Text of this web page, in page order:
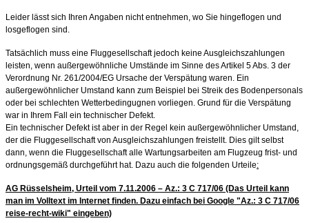
Leider lässt sich Ihren Angaben nicht entnehmen, wo Sie hingeflogen und
losgeflogen sind.
Tatsächlich muss eine Fluggesellschaft jedoch keine Ausgleichszahlungen
leisten, wenn außergewöhnliche Umstände im Sinne des Artikel 5 Abs. 3 der
Verordnung Nr. 261/2004/EG Ursache der Verspätung waren. Ein
außergewöhnlicher Umstand kann zum Beispiel bei Streik des Bodenpersonals
oder bei schlechten Wetterbedingugnen vorliegen. Grund für die Verspätung
war in Ihrem Fall ein technischer Defekt.
Ein technischer Defekt ist aber in der Regel kein außergewöhnlicher Umstand,
der die Fluggesellschaft von Ausgleichszahlungen freistellt. Dies gilt selbst
dann, wenn die Fluggesellschaft alle Wartungsarbeiten am Flugzeug frist- und
ordnungsgemäß durchgeführt hat. Dazu auch die folgenden Urteile:
AG Rüsselsheim, Urteil vom 7.11.2006 – Az.: 3 C 717/06 (Das Urteil kann
man im Volltext im Internet finden. Dazu einfach bei Google "Az.: 3 C 717/06
reise-recht-wiki" eingeben)